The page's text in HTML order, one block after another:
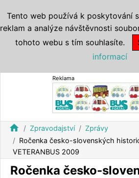
Reklama
home Zpravodajství
Zprávy
Ročenka česko-slovenských
VETERANBUS 2009
Ročenka česko-
Tento web používá k poskytování
reklam a analýze návštěvnosti
tohoto webu s tím souhlasíte.
informací